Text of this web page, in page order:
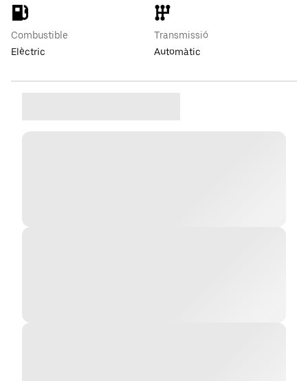
Combustible
Elèctric
Transmissió
Automàtic